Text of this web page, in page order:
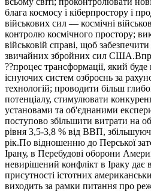
блага космосу і кіберпростору і
військових сил — космічні
контролю космічного простору;
військовій справі, щоб
звичайних збройних сил
??процес трансформації, який
існуючих систем озброєнь за
технологій; проводити більш
потенціалу, стимулювати
установами та об'єднаними
поступово збільшити витрати на
рівня 3,5-3,8 % від ВВП,
рік.По відношенню до Перської
Ірану, в Перебудові оборони
невирішений конфлікт в Іраку дає
присутності істотних
виходить за рамки питання про